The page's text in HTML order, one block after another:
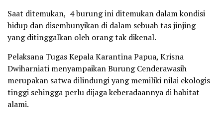
Saat ditemukan, 4 burung ini ditemukan dalam kondisi
hidup dan disembunyikan di dalam sebuah tas jinjing
yang ditinggalkan oleh orang tak dikenal.
Pelaksana Tugas Kepala Karantina Papua, Krisna
Dwiharniati menyampaikan Burung Cenderawasih
merupakan satwa dilindungi yang memiliki nilai ekologis
tinggi sehingga perlu dijaga keberadaannya di habitat
alami.